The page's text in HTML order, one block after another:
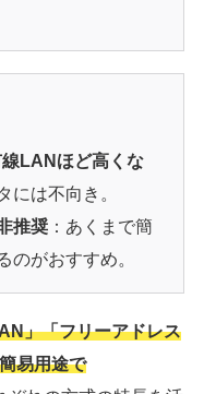
LANほど高くな
には不向き。
推奨：あくまで簡
のがおすすめ。
」「フリーアドレス
易用途で